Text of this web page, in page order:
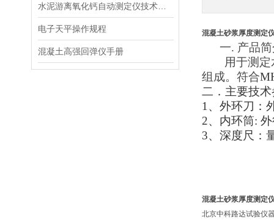
电子天平操作规程
混凝土高强回弹仪手册
混凝土砂浆厚度测定
一. 产品
用于测
组成。符合
二．主要技
1、外环刀：
2、内环筒:
3、深度尺：
混凝土砂浆厚度测定
北京中科路达试验仪